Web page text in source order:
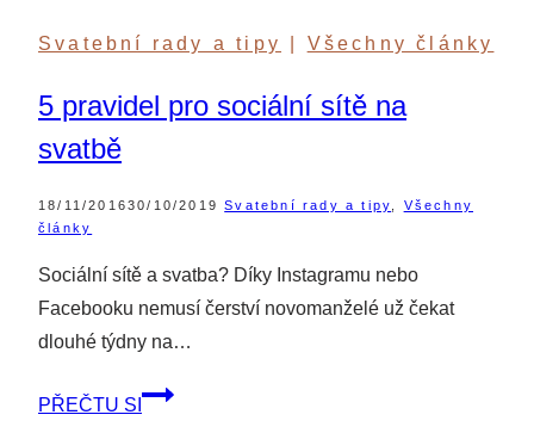
plánovače
Everbay
Svatební rady a tipy Všechny články
5 pravidel pro sociální sítě na
svatbě
18/11/201630/10/2019 Svatební rady a tipy
Všechny
články
Sociální sítě a svatba? Díky Instagramu nebo
Facebooku nemusí čerství novomanželé už čekat
dlouhé týdny na…
PŘEČTU SI
5